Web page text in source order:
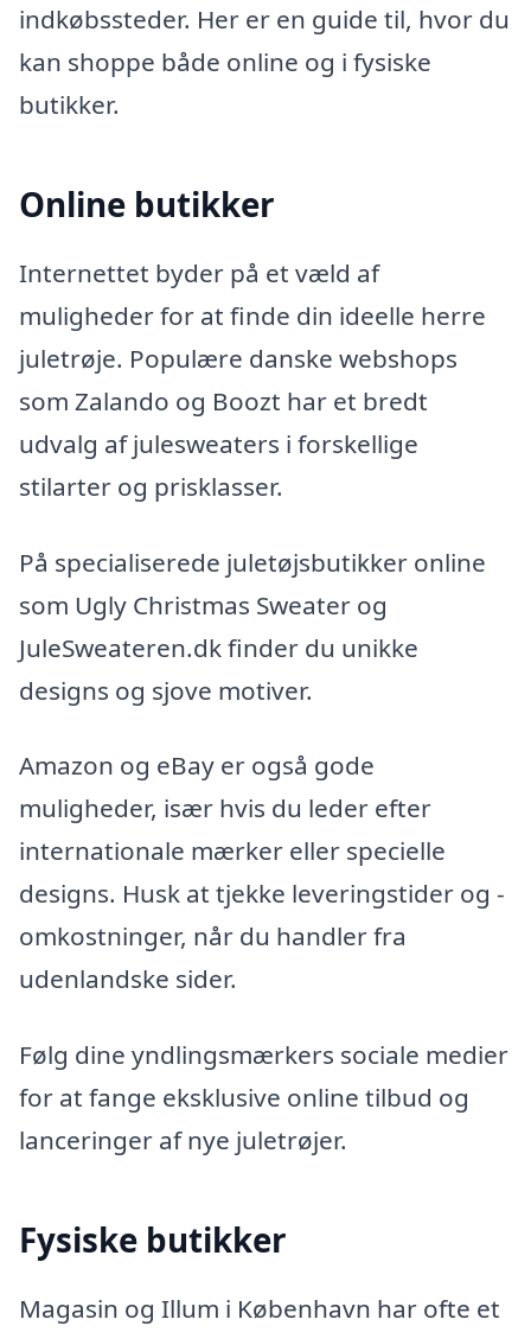
indkøbssteder. Her er en guide til, hvor du
kan shoppe både online og i fysiske
butikker.
Online butikker
Internettet byder på et væld af
muligheder for at finde din ideelle herre
juletrøje. Populære danske webshops
som Zalando og Boozt har et bredt
udvalg af julesweaters i forskellige
stilarter og prisklasser.
På specialiserede juletøjsbutikker online
som Ugly Christmas Sweater og
JuleSweateren.dk finder du unikke
designs og sjove motiver.
Amazon og eBay er også gode
muligheder, især hvis du leder efter
internationale mærker eller specielle
designs. Husk at tjekke leveringstider og -
omkostninger, når du handler fra
udenlandske sider.
Følg dine yndlingsmærkers sociale medier
for at fange eksklusive online tilbud og
lanceringer af nye juletrøjer.
Fysiske butikker
Magasin og Illum i København har ofte et